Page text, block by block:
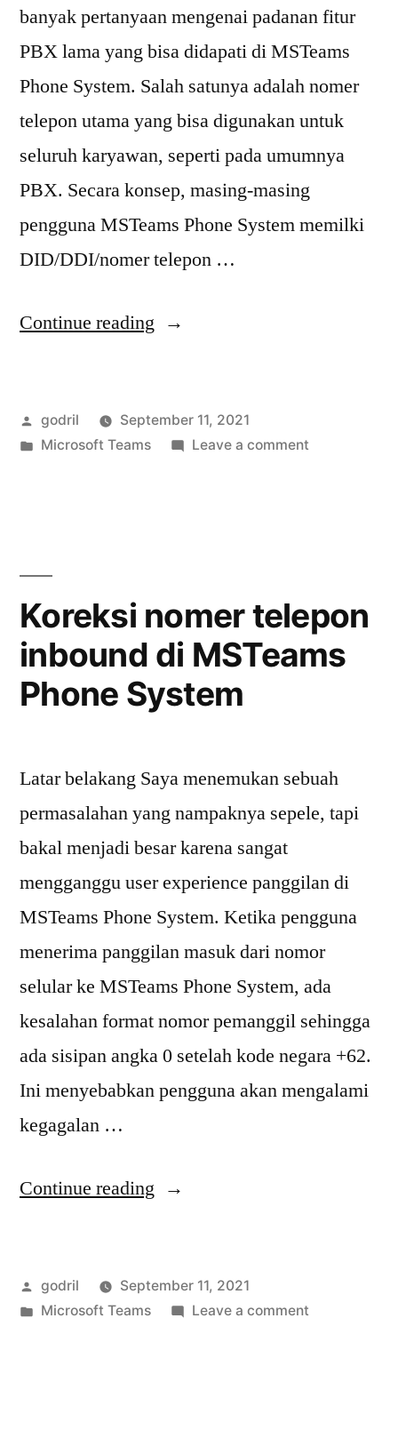
banyak pertanyaan mengenai padanan fitur
PBX lama yang bisa didapati di MSTeams
Phone System. Salah satunya adalah nomer
telepon utama yang bisa digunakan untuk
seluruh karyawan, seperti pada umumnya
PBX. Secara konsep, masing-masing
pengguna MSTeams Phone System memilki
DID/DDI/nomer telepon …
Continue reading “Berbagi
pengguna
MSTeams
Posted
by
godril
September 11, 2021
Posted
Microsoft Teams Leave a commenton
System
Koreksi nomer telepon
inbound di MSTeams
Phone System
Latar belakang Saya menemukan sebuah
permasalahan yang nampaknya sepele, tapi
bakal menjadi besar karena sangat
mengganggu user experience panggilan di
MSTeams Phone System. Ketika pengguna
menerima panggilan masuk dari nomor
selular ke MSTeams Phone System, ada
kesalahan format nomor pemanggil sehingga
ada sisipan angka 0 setelah kode negara +62.
Ini menyebabkan pengguna akan mengalami
kegagalan …
Continue reading “Koreksi
inbound
Posted
by
godril
September 11, 2021
Posted
Microsoft Teams Leave a commenton